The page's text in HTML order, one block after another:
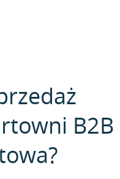
B2B